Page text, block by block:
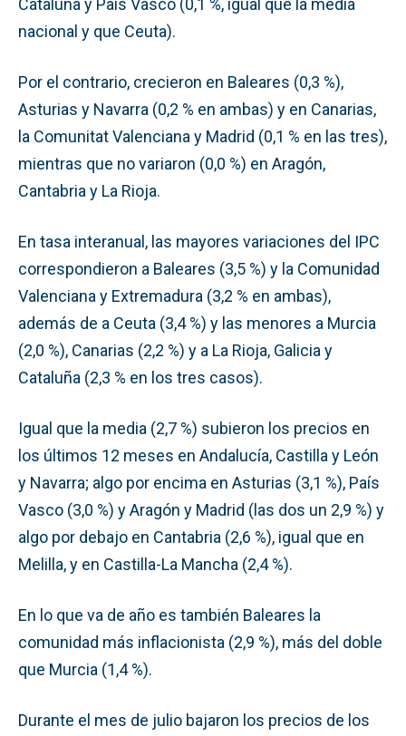
Cataluña y País Vasco (0,1 %, igual que la media
nacional y que Ceuta).
Por el contrario, crecieron en Baleares (0,3 %),
Asturias y Navarra (0,2 % en ambas) y en Canarias,
la Comunitat Valenciana y Madrid (0,1 % en las tres),
mientras que no variaron (0,0 %) en Aragón,
Cantabria y La Rioja.
En tasa interanual, las mayores variaciones del IPC
correspondieron a Baleares (3,5 %) y la Comunidad
Valenciana y Extremadura (3,2 % en ambas),
además de a Ceuta (3,4 %) y las menores a Murcia
(2,0 %), Canarias (2,2 %) y a La Rioja, Galicia y
Cataluña (2,3 % en los tres casos).
Igual que la media (2,7 %) subieron los precios en
los últimos 12 meses en Andalucía, Castilla y León
y Navarra; algo por encima en Asturias (3,1 %), País
Vasco (3,0 %) y Aragón y Madrid (las dos un 2,9 %) y
algo por debajo en Cantabria (2,6 %), igual que en
Melilla, y en Castilla-La Mancha (2,4 %).
En lo que va de año es también Baleares la
comunidad más inflacionista (2,9 %), más del doble
que Murcia (1,4 %).
Durante el mes de julio bajaron los precios de los